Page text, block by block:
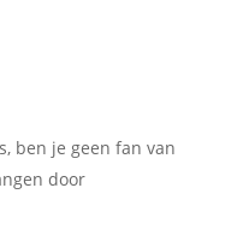
ben je geen fan van
door